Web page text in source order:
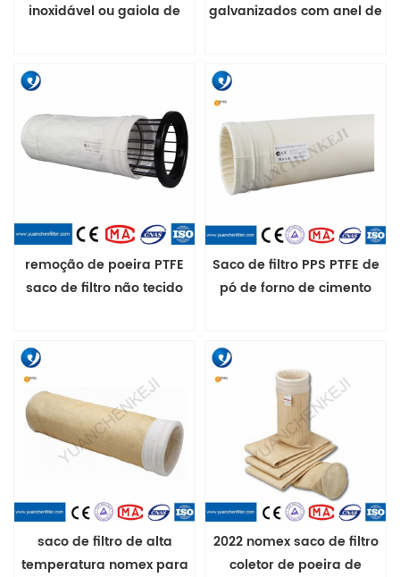
inoxidável ou gaiola de
galvanizados com anel de
remoção de poeira PTFE
saco de filtro não tecido
Saco de filtro PPS PTFE de
pó de forno de cimento
alta temperatura, gaiola
de filtro de saco
saco de filtro de alta
temperatura nomex para
2022 nomex saco de filtro
coletor de poeira de